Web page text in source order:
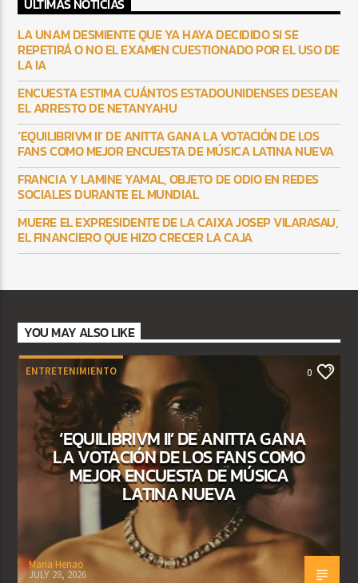
ULTIMAS NOTICIAS
LA UNAM DESMIENTE QUE YA HAYA DECIDIDO SI SE
REPETIRÁ O NO EL EXAMEN CUESTIONADO POR EL USO DE
LA IA
ENCUESTA ESTIMA CUÁNTOS ESTADOUNIDENSES DESEAN
EL ARRESTO DE NETANYAHU
‘EQUILIBRIVM II’ DE ANITTA GANA LA VOTACIÓN DE LOS
FANS COMO MEJOR ENCUESTA DE MÚSICA LATINA NUEVA
FRANCIA Y LAMINE YAMAL, OBJETO DE ODIO EN REDES
SOCIALES DURANTE EL MUNDIAL
MUERE EL EXPRESIDENTE DE LA CAIXA JOSEP VILARASAU,
EL FINANCIERO QUE HIZO CRECER LA CAJA
YOU MAY ALSO LIKE
ENTRETENIMIENTO 0
‘EQUILIBRIVM II’ DE ANITTA GANA
LA VOTACIÓN DE LOS FANS COMO
MEJOR ENCUESTA DE MÚSICA
LATINA NUEVA
Maria Henao
JULY 28, 2026